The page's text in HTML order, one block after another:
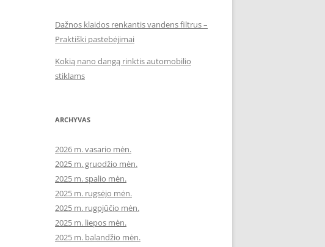
Dažnos klaidos renkantis vandens filtrus –
Praktiški pastebėjimai
Kokią nano dangą rinktis automobilio
stiklams
ARCHYVAS
2026 m. vasario mėn.
2025 m. gruodžio mėn.
2025 m. spalio mėn.
2025 m. rugsėjo mėn.
2025 m. rugpjūčio mėn.
2025 m. liepos mėn.
2025 m. balandžio mėn.